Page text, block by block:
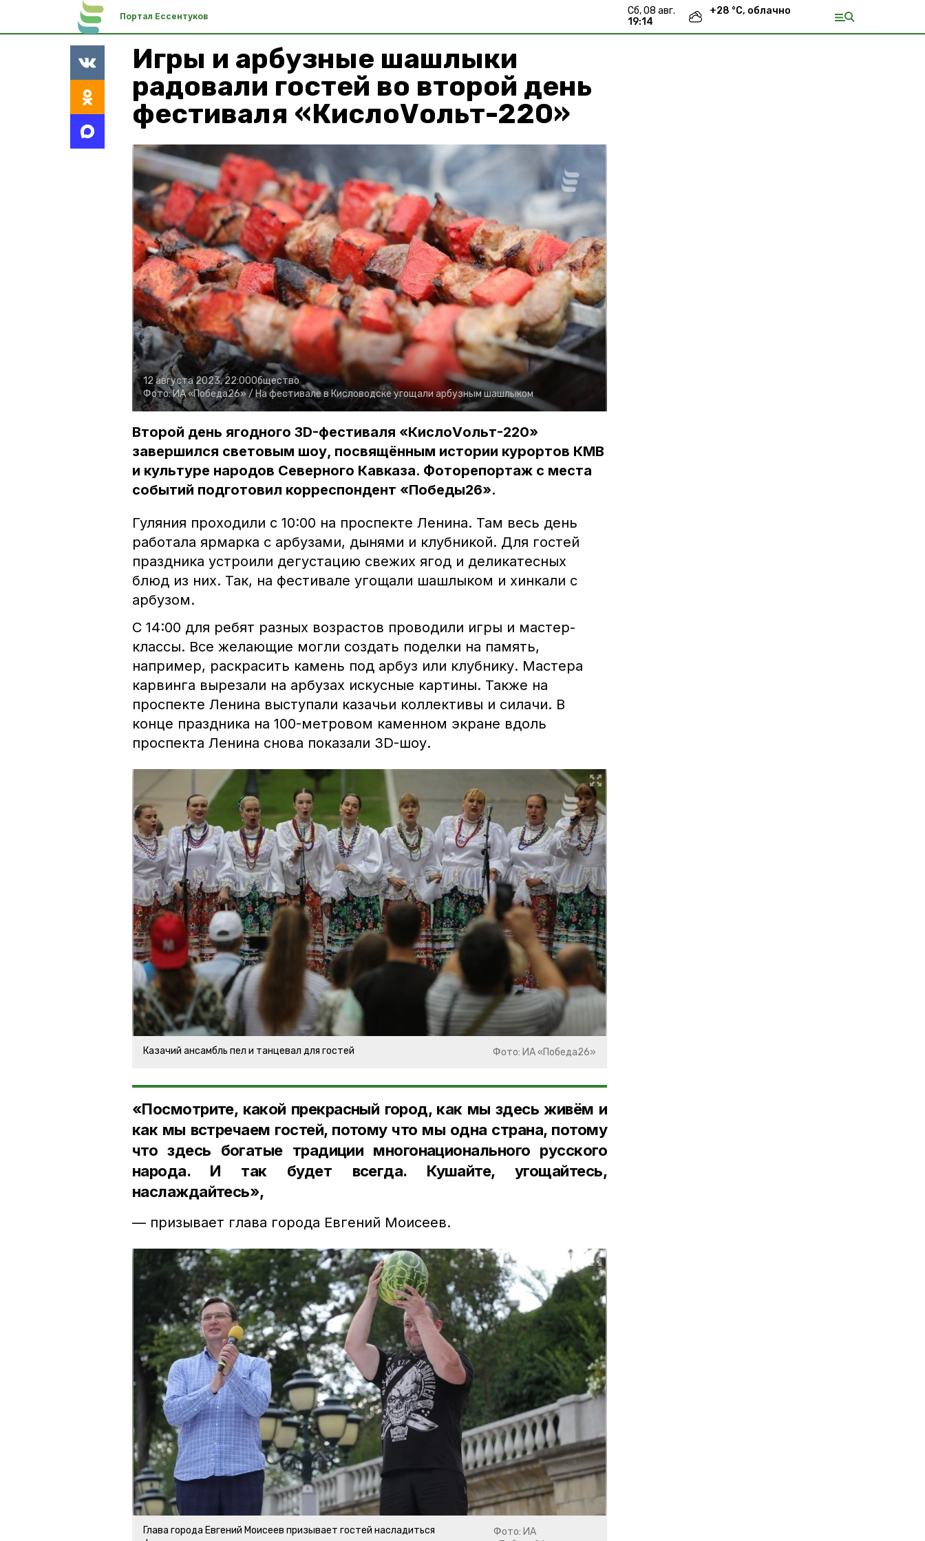
Портал Ессентуков
сб, 08 авг.
19:14
+28 °С, облачно
Игры и арбузные шашлыки
радовали гостей во второй день
фестиваля «КислоVольт-220»
12 августа 2023, 22:00Общество
Фото:ИА «Победа26» / На фестивале в Кисловодске угощали арбузным шашлыком
Второй день ягодного 3D-фестиваля «КислоVольт-220»
завершился световым шоу, посвящённым истории курортов КМВ
и культуре народов Северного Кавказа. Фоторепортаж с места
событий подготовил корреспондент «Победы26».
Гуляния проходили с 10:00 на проспекте Ленина. Там весь день
работала ярмарка с арбузами, дынями и клубникой. Для гостей
праздника устроили дегустацию свежих ягод и деликатесных
блюд из них. Так, на фестивале угощали шашлыком и хинкали с
арбузом.
С 14:00 для ребят разных возрастов проводили игры и мастер-
классы. Все желающие могли создать поделки на память,
например, раскрасить камень под арбуз или клубнику. Мастера
карвинга вырезали на арбузах искусные картины. Также на
проспекте Ленина выступали казачьи коллективы и силачи. В
конце праздника на 100-метровом каменном экране вдоль
проспекта Ленина снова показали 3D-шоу.
Казачий ансамбль пел и танцевал для гостей Фото: ИА «Победа26»
«Посмотрите, какой прекрасный город, как мы здесь живём и
как мы встречаем гостей, потому что мы одна страна, потому
что здесь богатые традиции многонационального русского
народа. И так будет всегда. Кушайте, угощайтесь,
наслаждайтесь»,
— призывает глава города Евгений Моисеев.
Глава города Евгений Моисеев призывает гостей насладиться
Фото: ИА